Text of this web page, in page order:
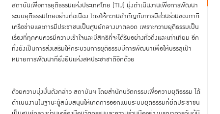
สถาบันเพื่อการยุติธรรมแห่งประเทศไทย (TIJ) มุ่งดำเนินงานเพื่อการพัฒนา
ระบบยุติธรรมไทยอย่างต่อเนื่อง โดยให้ความสำคัญกับการมีส่วนร่วมของภาคี
เครือข่ายและการมีประชาชนเป็นศูนย์กลางมาตลอด เพราะความยุติธรรมเป็น
เรื่องที่ทุกคนควรมีความเข้าใจและมีสิทธิที่จะได้รับอย่างทั่วถึงและเท่าเทียม อีก
ทั้งยังเป็นการส่งเสริมให้กระบวนการยุติธรรมมีการพัฒนาเพื่อให้บรรลุเป้า
หมายการพัฒนาที่ยั่งยืนแห่งสหประชาชาติอีกด้วย
ด้วยความมุ่งมั่นดังกล่าว สถาบันฯ โดยสำนักนวัตกรรมเพื่อความยุติธรรม ได้
ดำเนินงานในฐานะผู้สนับสนุนให้เกิดการออกแบบระบบยุติธรรมที่ยึดประชาชน